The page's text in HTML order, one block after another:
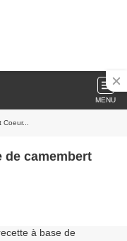
MENU
de camembert